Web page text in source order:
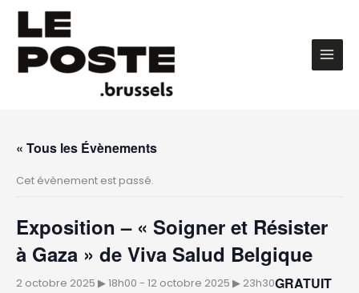
contenu
Main
« Tous les Évènements
Cet évènement est passé.
Exposition – « Soigner et Résister
à Gaza » de Viva Salud Belgique
2 octobre 2025 ▶︎ 18h00 - 12 octobre 2025 ▶︎ 23h30GRATUIT